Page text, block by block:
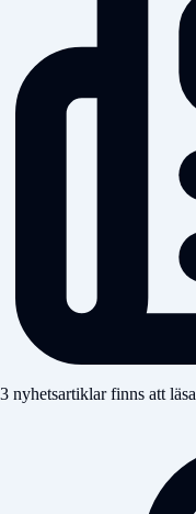
3 nyhetsartiklar finns att läsa